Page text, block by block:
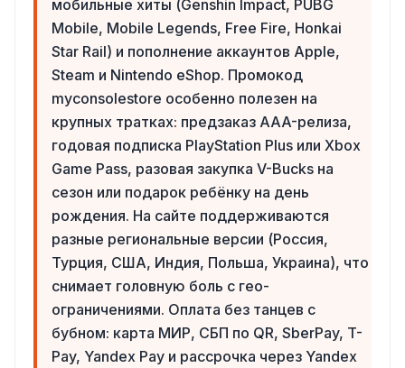
мобильные хиты (Genshin Impact, PUBG
Mobile, Mobile Legends, Free Fire, Honkai
Star Rail) и пополнение аккаунтов Apple,
Steam и Nintendo eShop. Промокод
myconsolestore особенно полезен на
крупных тратках: предзаказ AAA-релиза,
годовая подписка PlayStation Plus или Xbox
Game Pass, разовая закупка V-Bucks на
сезон или подарок ребёнку на день
рождения. На сайте поддерживаются
разные региональные версии (Россия,
Турция, США, Индия, Польша, Украина), что
снимает головную боль с гео-
ограничениями. Оплата без танцев с
бубном: карта МИР, СБП по QR, SberPay, T-
Pay, Yandex Pay и рассрочка через Yandex